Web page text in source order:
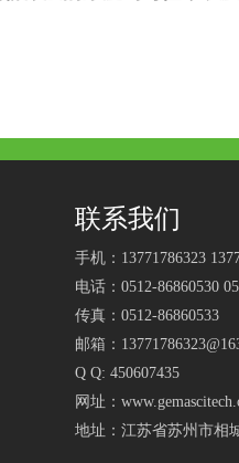
联系我们
手机：13771786323
电话：0512-86860530
传真：0512-86860533
邮箱：
Q Q: 450607435
网址：
地址：江苏省苏州市相